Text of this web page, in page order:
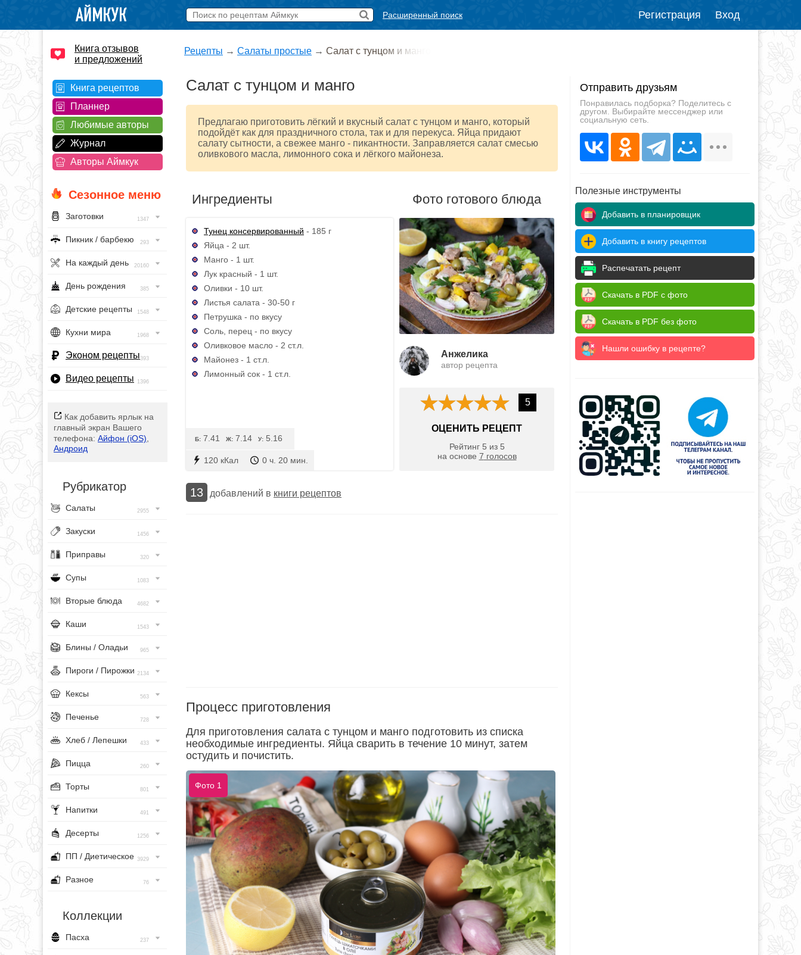
Расширенный поиск Регистрация Вход
Книга отзывов
и предложений
Книга рецептов
Планнер
Любимые авторы
Журнал
Авторы Аймкук
Сезонное меню
Заготовки 1347
Пикник / барбекю 293
На каждый день 20160
День рождения 385
Детские рецепты 1548
Кухни мира 1968
Эконом рецепты393
Видео рецепты 1396
Как добавить ярлык на
главный экран Вашего
телефона: Айфон (iOS)
Андроид
Рубрикатор
Салаты 2955
Закуски 1456
Приправы 320
Супы 1083
Вторые блюда 4682
Каши 1543
Блины / Оладьи 965
Пироги / Пирожки 2134
Кексы 563
Печенье 728
Хлеб / Лепешки 433
Пицца 260
Торты 801
Напитки 491
Десерты 1256
ПП / Диетическое 3929
Разное 76
Коллекции
Пасха 237
Рецепты → Салаты простые → Салат с тунцом и манго
Салат с тунцом и манго
Предлагаю приготовить лёгкий и вкусный салат с тунцом и манго, который
подойдёт как для праздничного стола, так и для перекуса. Яйца придают
салату сытности, а свежее манго - пикантности. Заправляется салат смесью
оливкового масла, лимонного сока и лёгкого майонеза.
Ингредиенты
Тунец консервированный - 185 г
Яйца - 2 шт.
Манго - 1 шт.
Лук красный - 1 шт.
Оливки - 10 шт.
Листья салата - 30-50 г
Петрушка - по вкусу
Соль, перец - по вкусу
Оливковое масло - 2 ст.л.
Майонез - 1 ст.л.
Лимонный сок - 1 ст.л.
120 кКал 0 ч. 20 мин.
Б: 7.41 Ж: 7.14 У: 5.16
Фото готового блюда
Анжелика
автор рецепта
5
ОЦЕНИТЬ РЕЦЕПТ
Рейтинг 5 из 5
на основе 7 голосов
13 добавлений в книги рецептов
Процесс приготовления
Для приготовления салата с тунцом и манго подготовить из списка
необходимые ингредиенты. Яйца сварить в течение 10 минут, затем
остудить и почистить.
Фото 1
Отправить друзьям
Понравилась подборка? Поделитесь с
другом. Выбирайте мессенджер или
социальную сеть.
Полезные инструменты
Добавить в планировщик
Добавить в книгу рецептов
Распечатать рецепт
Скачать в PDF с фото
Скачать в PDF без фото
Нашли ошибку в рецепте?